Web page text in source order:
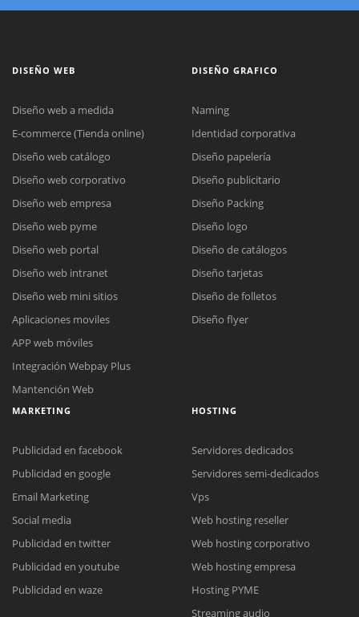
Reunión online
Nuestros ejecutivos le enviarán un correo electrónico con el enlace a
Meet para la reunión online.
Cotización
Complete el formulario y nos contactaremos a la brevedad.
Chat Online
Todos nuestros ejecutivos están fuera de línea. Complete el formulario
para enviarnos un correo electrónico con sus datos personales.
DISEÑO WEB
Diseño web a medida
E-commerce (Tienda online)
Diseño web catálogo
Diseño web corporativo
Diseño web empresa
Diseño web pyme
Diseño web portal
Diseño web intranet
Diseño web mini sitios
Aplicaciones moviles
APP web móviles
Integración Webpay Plus
Mantención Web
DISEÑO GRAFICO
Naming
Identidad corporativa
Diseño papelería
Diseño publicitario
Diseño Packing
Diseño logo
Diseño de catálogos
Diseño tarjetas
Diseño de folletos
Diseño flyer
MARKETING
Publicidad en facebook
Publicidad en google
Email Marketing
Social media
Publicidad en twitter
Publicidad en youtube
Publicidad en waze
HOSTING
Servidores dedicados
Servidores semi-dedicados
Vps
Web hosting reseller
Web hosting corporativo
Web hosting empresa
Hosting PYME
Streaming audio